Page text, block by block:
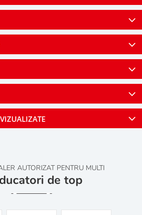
AUTORIZAT PENTRU MULTI
de top